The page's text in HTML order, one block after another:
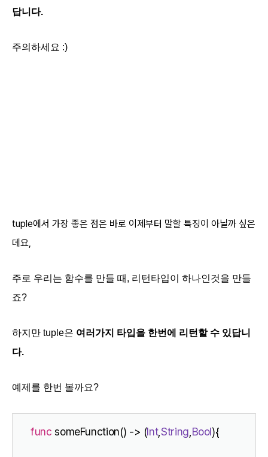
답니다.
주의하세요 :)
tuple에서 가장 좋은 점은 바로 이제부터 말할 특징이 아닐까 싶은
데요,
주로 우리는 함수를 만들 때, 리턴타입이 하나인것을 만들
죠?
하지만 tuple은 여러가지 타입을 한번에 리턴할 수 있답니
다.
예제를 한번 볼까요?
func someFunction() -> (Int,String Bool){